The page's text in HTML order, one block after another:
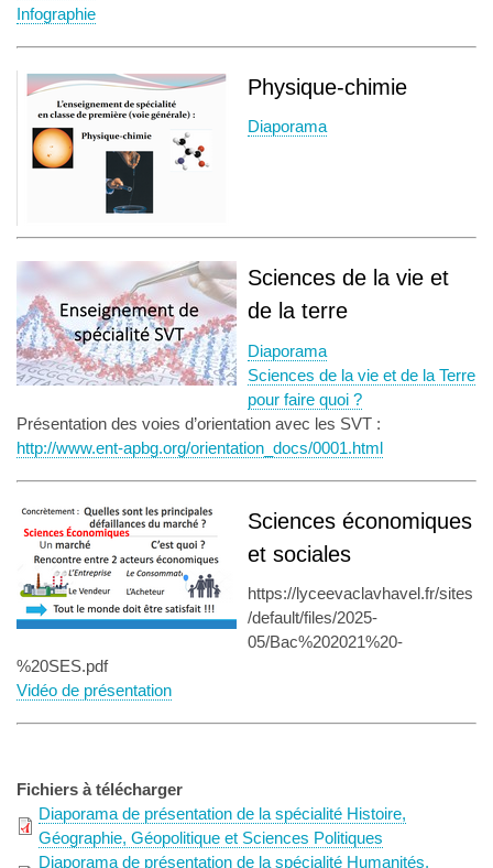
Infographie
Physique-chimie
Diaporama
Sciences de la vie et
de la terre
Diaporama
Sciences de la vie et de la Terre
pour faire quoi ?
Présentation des voies d’orientation avec les SVT :
http://www.ent-apbg.org/orientation_docs/0001.html
Sciences économiques
et sociales
https://lyceevaclavhavel.fr/sites
/default/files/2025-
05/Bac%202021%20-
%20SES.pdf
Vidéo de présentation
Fichiers à télécharger
Diaporama de présentation de la spécialité Histoire,
Géographie, Géopolitique et Sciences Politiques
Diaporama de présentation de la spécialité Humanités,